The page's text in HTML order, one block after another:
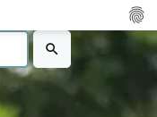
search
fingerprint